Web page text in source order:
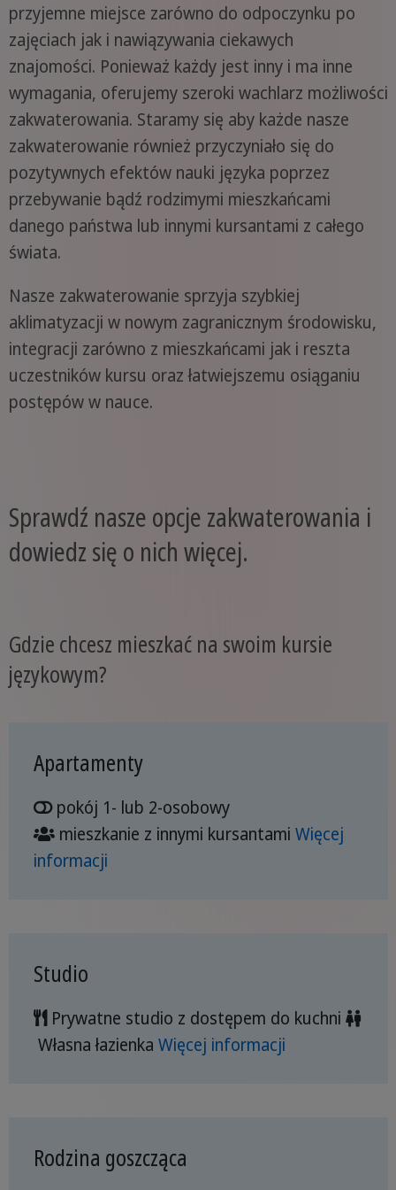
przyjemne miejsce zarówno do odpoczynku po
zajęciach jak i nawiązywania ciekawych
znajomości. Ponieważ każdy jest inny i ma inne
wymagania, oferujemy szeroki wachlarz możliwości
zakwaterowania. Staramy się aby każde nasze
zakwaterowanie również przyczyniało się do
pozytywnych efektów nauki języka poprzez
przebywanie bądź rodzimymi mieszkańcami
danego państwa lub innymi kursantami z całego
świata.
Nasze zakwaterowanie sprzyja szybkiej
aklimatyzacji w nowym zagranicznym środowisku,
integracji zarówno z mieszkańcami jak i reszta
uczestników kursu oraz łatwiejszemu osiąganiu
postępów w nauce.
Sprawdź nasze opcje zakwaterowania i
dowiedz się o nich więcej.
Gdzie chcesz mieszkać na swoim kursie
językowym?
Apartamenty
pokój 1- lub 2-osobowy
mieszkanie z innymi kursantami Więcej
informacji
Studio
Prywatne studio z dostępem do kuchni
Własna łazienka Więcej informacji
Rodzina goszcząca